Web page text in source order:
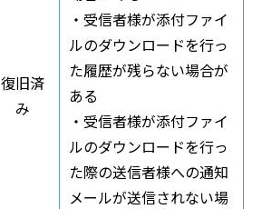
復旧済
み
・受信者様が添付ファイ
ルのダウンロードを行っ
た履歴が残らない場合が
ある
・受信者様が添付ファイ
ルのダウンロードを行っ
た際の送信者様への通知
メールが送信されない場